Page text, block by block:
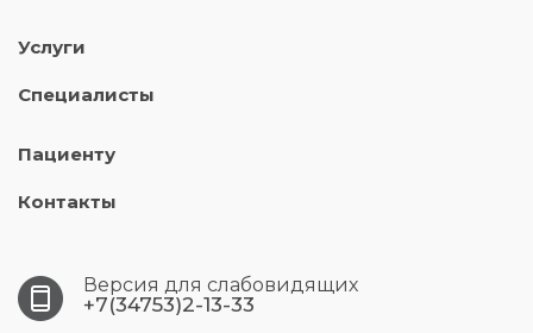
Услуги
Специалисты
Пациенту
Контакты
Версия для слабовидящих
+7(34753)2-13-33